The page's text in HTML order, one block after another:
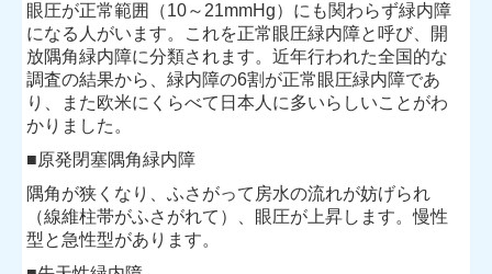
眼圧が正常範囲（10～21mmHg）にも関わらず緑内障
になる人がいます。これを正常眼圧緑内障と呼び、開
放隅角緑内障に分類されます。近年行われた全国的な
調査の結果から、緑内障の6割が正常眼圧緑内障であ
り、また欧米にくらべて日本人に多いらしいことがわ
かりました。
■原発閉塞隅角緑内障
隅角が狭くなり、ふさがって房水の流れが妨げられ
（線維柱帯がふさがれて）、眼圧が上昇します。慢性
型と急性型があります。